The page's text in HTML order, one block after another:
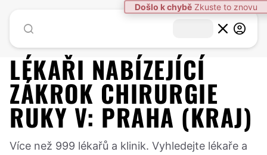
Došlo k chybě Zkuste to znovu
LÉKAŘI NABÍZEJÍCÍ
ZÁKROK CHIRURGIE
RUKY V: PRAHA (KRAJ)
Více než 999 lékařů a klinik. Vyhledejte lékaře a